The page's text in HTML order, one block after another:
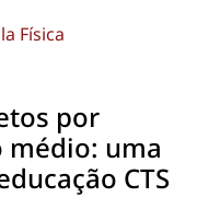
Física
por
médio: uma
CTS